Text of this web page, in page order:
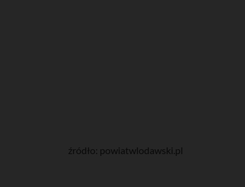
źródło: powiatwlodawski.pl